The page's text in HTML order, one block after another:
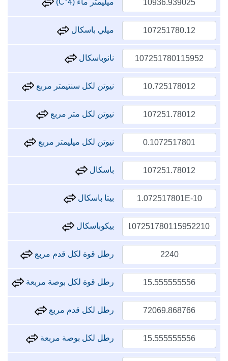
ميليمتر ماء (4°C)
ميلي باسكال
نانوباسكال
نيوتن لكل سنتيمتر مربع
نيوتن لكل متر مربع
نيوتن لكل ميليمتر مربع
باسكال
بيتا باسكال
بيكوباسكال
رطل قوة لكل قدم مربع
رطل قوة لكل بوصة مربعة
رطل لكل قدم مربع
رطل لكل بوصة مربعة